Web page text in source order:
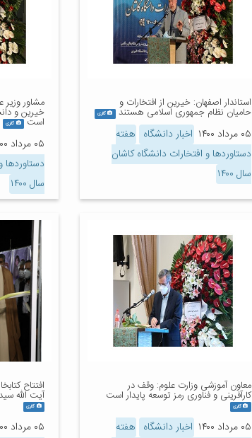
استاندار اصفهان: خیرین از افتخارات و
حامیان نظام جمهوری اسلامی هستند گالری
۰۵ مرداد ۱۴۰۰ اخبار دانشگاه هفته
دستاوردها و افتخارات دانشگاه کاشان
سال ۱۴۰۰
مشاور وزیر
است گالری
۰۵ مرداد ۱۴۰۰
دستاوردها
سال ۱۴۰۰
معاون آموزشی وزارت علوم: وقف در
کارآفرینی و فناوری رمز توسعه پایدار است
گالری
۰۵ مرداد ۱۴۰۰ اخبار دانشگاه هفته
افتتاح
آیت الله
گالری
۰۵ مرداد ۱۴۰۰